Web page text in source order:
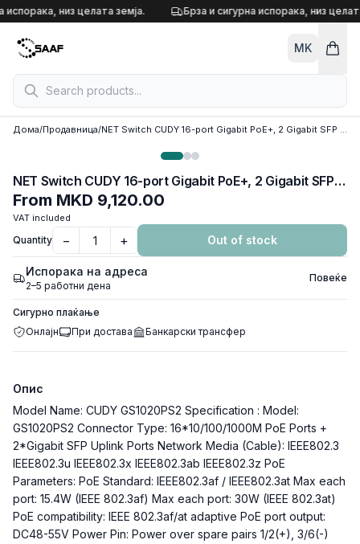
Skip to content
испорака, низ целата земја. Брза и сигурна испорака, низ
MK
Дома/Продавница/ NET Switch CUDY 16-port Gigabit PoE+, 2 Gigabit SFP port, metal 19" GS1020PS2
NET Switch CUDY 16-port Gigabit PoE+, 2 Gigabit SFP port, metal 19" GS1020PS2
From MKD 9,120.00
VAT included
Quantity − + Out of stock
Испорака на адреса
2–5 работни дена
Повеќе
Сигурно плаќање
Онлајн
При достава Банкарски трансфер
Опис
Model Name: CUDY GS1020PS2 Specification : Model:
GS1020PS2 Connector Type: 16*10/100/1000M PoE Ports +
2*Gigabit SFP Uplink Ports Network Media (Cable): IEEE802.3
IEEE802.3u IEEE802.3x IEEE802.3ab IEEE802.3z PoE
Parameters: PoE Standard: IEEE802.3af / IEEE802.3at Max each
port: 15.4W (IEEE 802.3af) Max each port: 30W (IEEE 802.3at)
PoE compatibility: IEEE 802.3af/at adaptive PoE port output:
DC48-55V Power Pin: Power over spare pairs 1/2(+), 3/6(-)